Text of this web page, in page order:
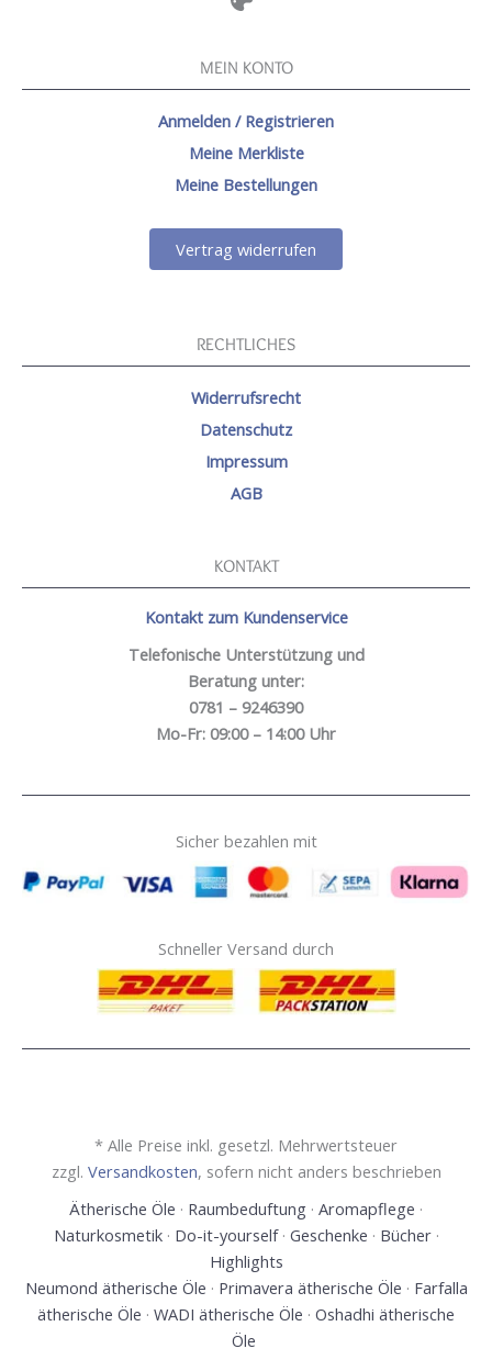
MEIN KONTO
Anmelden / Registrieren
Meine Merkliste
Meine Bestellungen
Vertrag widerrufen
RECHTLICHES
Widerrufsrecht
Datenschutz
Impressum
AGB
KONTAKT
Kontakt zum Kundenservice
Telefonische Unterstützung und
Beratung unter:
0781 – 9246390
Mo-Fr: 09:00 – 14:00 Uhr
Sicher bezahlen mit
Schneller Versand durch
* Alle Preise inkl. gesetzl. Mehrwertsteuer
zzgl. Versandkosten, sofern nicht anders beschrieben
Ätherische Öle · Raumbeduftung · Aromapflege ·
Naturkosmetik· Do-it-yourself· Geschenke · Bücher·
Highlights
Neumond ätherische Öle · Primavera ätherische Öle · Farfalla
ätherische Öle · WADI ätherische Öle · Oshadhi ätherische
Öle